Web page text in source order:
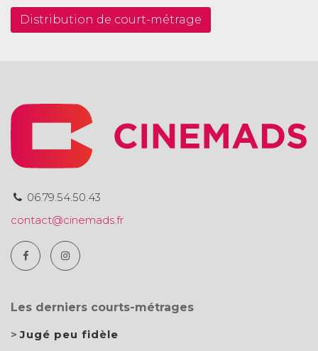
Distribution de court-métrage
06.79.54.50.43
contact@cinemads.fr
Les derniers courts-métrages
Jugé peu fidèle